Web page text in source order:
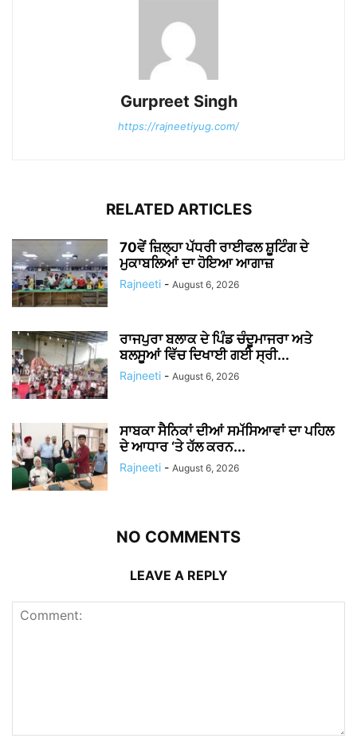
Gurpreet Singh
https://rajneetiyug.com/
RELATED ARTICLES
70ਵੇਂ ਜ਼ਿਲ੍ਹਾ ਪੱਧਰੀ ਰਾਈਫਲ ਸ਼ੂਟਿੰਗ ਦੇ
ਮੁਕਾਬਲਿਆਂ ਦਾ ਹੋਇਆ ਆਗਾਜ਼
Rajneeti - August 6, 2026
ਰਾਜਪੁਰਾ ਬਲਾਕ ਦੇ ਪਿੰਡ ਚੰਦੂਮਾਜਰਾ ਅਤੇ
ਬਲਸੂਆਂ ਵਿੱਚ ਦਿਖਾਈ ਗਈ ਸ੍ਰੀ...
Rajneeti - August 6, 2026
ਸਾਬਕਾ ਸੈਨਿਕਾਂ ਦੀਆਂ ਸਮੱਸਿਆਵਾਂ ਦਾ ਪਹਿਲ
ਦੇ ਆਧਾਰ ‘ਤੇ ਹੱਲ ਕਰਨ...
Rajneeti - August 6, 2026
NO COMMENTS
LEAVE A REPLY